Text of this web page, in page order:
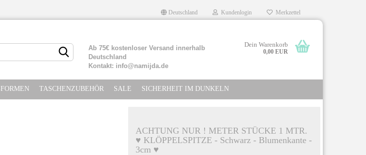
Deutschland Kundenlogin
Konto erstellen
Merkzettel
Ab 75€ kostenloser Versand innerhalb
Deutschland
Kontakt: info@namijda.de
Dein Warenkorb
0,00 EUR
TASCHENZUBEHÖR SALE SICHERHEIT IM DUNKELN
ACHTUNG NUR ! METER STÜCKE 1 MTR.
♥ KLÖPPELSPITZE - Schwarz - Blumenkante -
3cm ♥